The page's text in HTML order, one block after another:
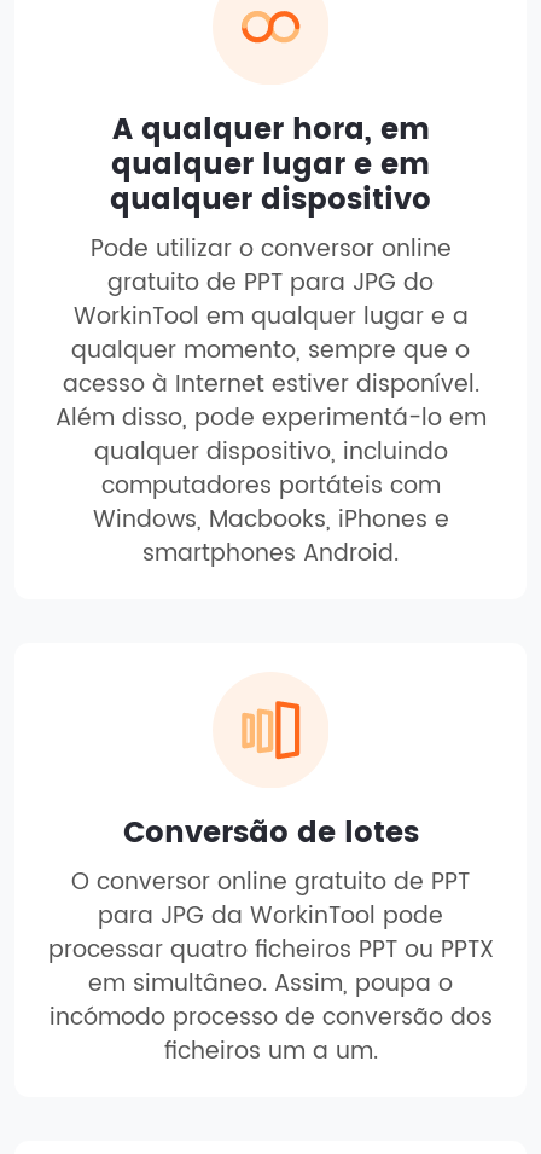
A qualquer hora, em
qualquer lugar e em
qualquer dispositivo
Pode utilizar o conversor online
gratuito de PPT para JPG do
WorkinTool em qualquer lugar e a
qualquer momento, sempre que o
acesso à Internet estiver disponível.
Além disso, pode experimentá-lo em
qualquer dispositivo, incluindo
computadores portáteis com
Windows, Macbooks, iPhones e
smartphones Android.
Conversão de lotes
O conversor online gratuito de PPT
para JPG da WorkinTool pode
processar quatro ficheiros PPT ou PPTX
em simultâneo. Assim, poupa o
incómodo processo de conversão dos
ficheiros um a um.